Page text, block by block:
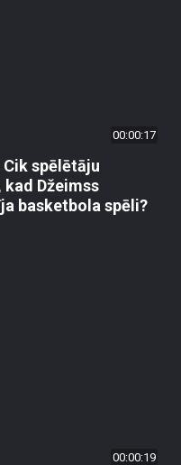
00:00:17
spēlētāju
Džeimss
basketbola spēli?
00:00:19